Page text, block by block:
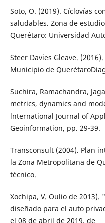
Soto, O. (2019). Cíclovías
saludables. Zona de
Querétaro: Uni­versidad
Steer Davies Gleave.
Municipio de
Suchira, Ramachandra,
metrics, dynamics and
lnternational Journal of
Geoinfor­mation, pp. 29-39.
Transconsult (2004). Plan
la Zona Metropolitana de
técnico.
Xochipa, V. Oulio de
diseñado para el auto
el 08 de abril de 2019, de